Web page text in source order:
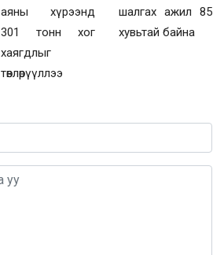
аяны хүрээнд
301 тонн хог
хаягдлыг
төвлөрүүллээ
шалгах ажил 85
хувьтай байна